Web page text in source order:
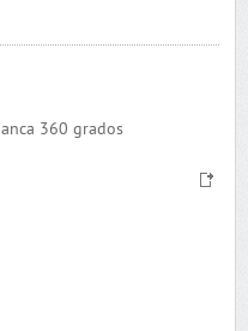
360 grados